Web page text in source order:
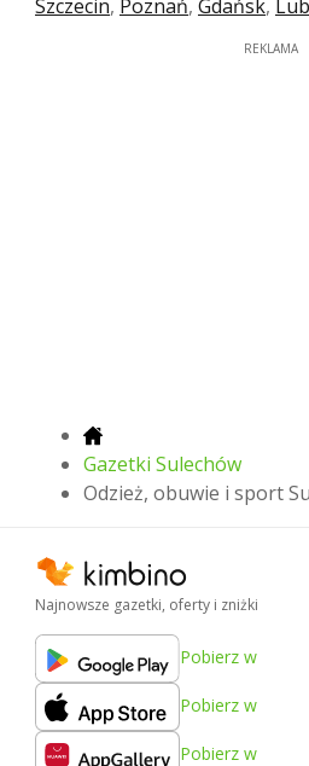
Szczecin, Poznań, Gdańsk,
REKLAMA
Gazetki Sulechów
Odzież, obuwie i sport
Najnowsze gazetki, oferty i zniżki
Pobierz w
Pobierz w
Pobierz w